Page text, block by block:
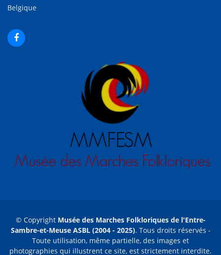
Belgique
© Copyright Musée des Marches Folkloriques de l'Entre-
Sambre-et-Meuse ASBL (2004 - 2025). Tous droits réservés -
Toute utilisation, même partielle, des images et
photographies qui illustrent ce site, est strictement interdite.